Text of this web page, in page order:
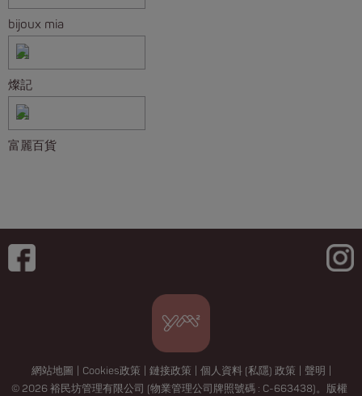
bijoux mia
燦記
富麗百貨
網站地圖 Cookies政策 鏈接政策 個人資料 (私隱) 政策 聲明
© 2026 裕民坊管理有限公司 (物業管理公司牌照號碼 : C-663438)。版權